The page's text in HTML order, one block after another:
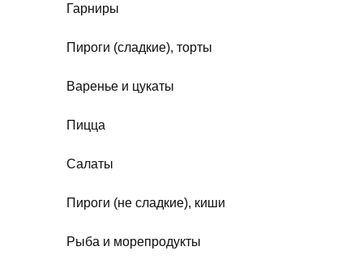
Гарниры
Пироги (сладкие), торты
Варенье и цукаты
Пицца
Салаты
Пироги (не сладкие), киши
Рыба и морепродукты